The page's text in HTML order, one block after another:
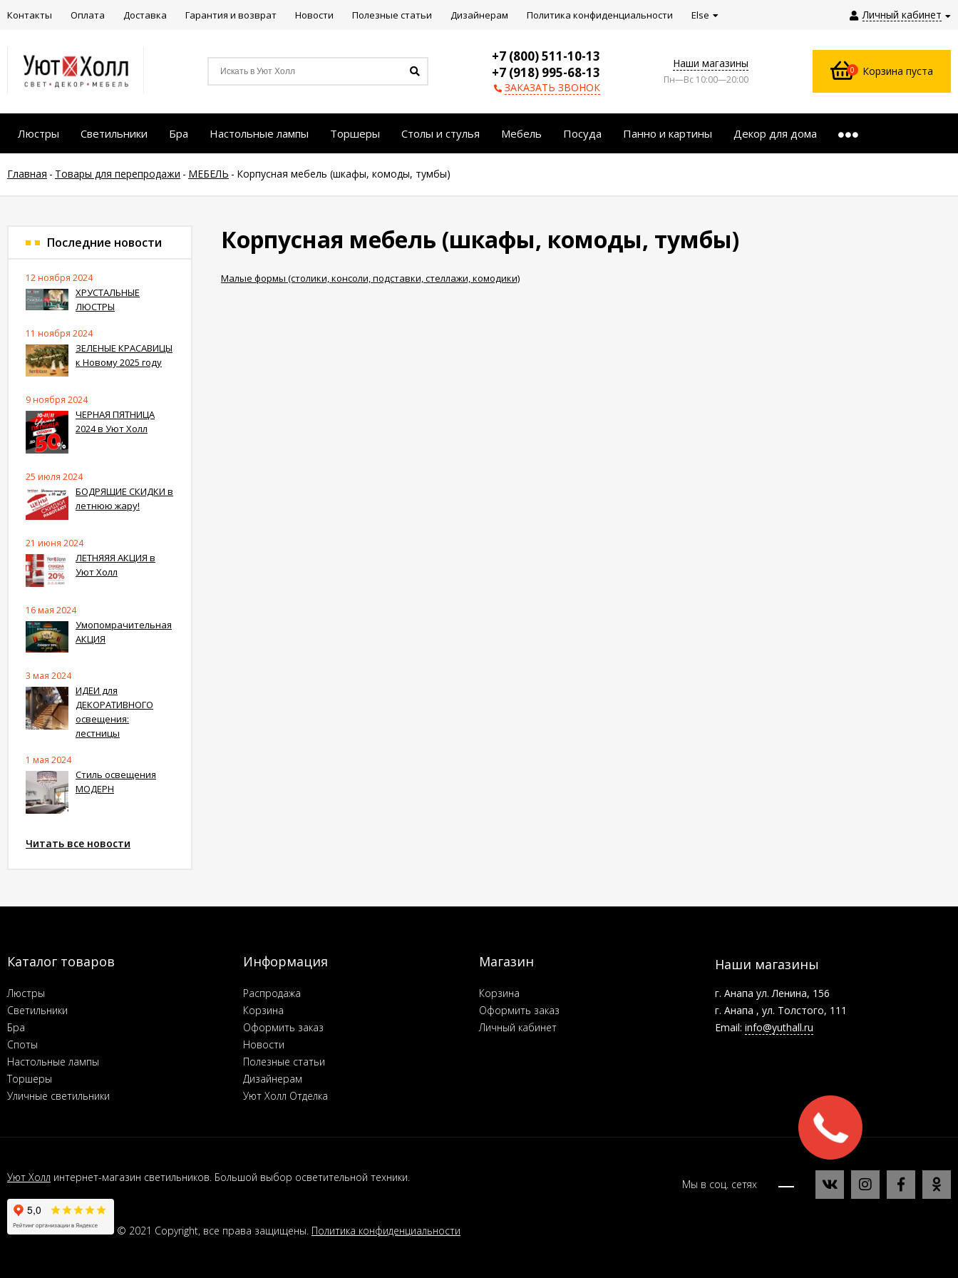
Личный кабинет
Контакты Оплата Доставка Гарантия и возврат Новости Полезные статьи Дизайнерам Политика конфиденциальности Else
+7 (800) 511-10-13
+7 (918) 995-68-13
ЗАКАЗАТЬ ЗВОНОК
Наши магазины
Пн—Вс 10:00—20:00
0 Корзина пуста
Люстры Светильники Бра Настольные лампы Торшеры Столы и стулья Мебель Посуда Панно и картины Декор для дома
Главная - Товары для перепродажи - МЕБЕЛЬ - Корпусная мебель (шкафы, комоды, тумбы)
Корпусная мебель (шкафы, комоды, тумбы)
Малые формы (столики, консоли, подставки, стеллажи, комодики)
Последние новости
12 ноября 2024
ХРУСТАЛЬНЫЕ
ЛЮСТРЫ
11 ноября 2024
ЗЕЛЕНЫЕ КРАСАВИЦЫ
к Новому 2025 году
9 ноября 2024
ЧЕРНАЯ ПЯТНИЦА
2024 в Уют Холл
25 июля 2024
БОДРЯЩИЕ СКИДКИ в
летнюю жару!
21 июня 2024
ЛЕТНЯЯЯ АКЦИЯ в
Уют Холл
16 мая 2024
Умопомрачительная
АКЦИЯ
3 мая 2024
ИДЕИ для
ДЕКОРАТИВНОГО
освещения:
лестницы
1 мая 2024
Стиль освещения
МОДЕРН
Читать все новости
Каталог товаров
Люстры
Светильники
Бра
Споты
Настольные лампы
Торшеры
Уличные светильники
Информация
Распродажа
Корзина
Оформить заказ
Новости
Полезные статьи
Дизайнерам
Уют Холл Отделка
Магазин
Корзина
Оформить заказ
Личный кабинет
Наши магазины
г. Анапа ул. Ленина, 156
г. Анапа , ул. Толстого, 111
Email: info@yuthall.ru
Мы в соц. сетях
Уют Холл интернет-магазин светильников. Большой выбор осветительной техники.
© 2021 Copyright, все права защищены. Политика конфиденциальности
Заказать
звонок